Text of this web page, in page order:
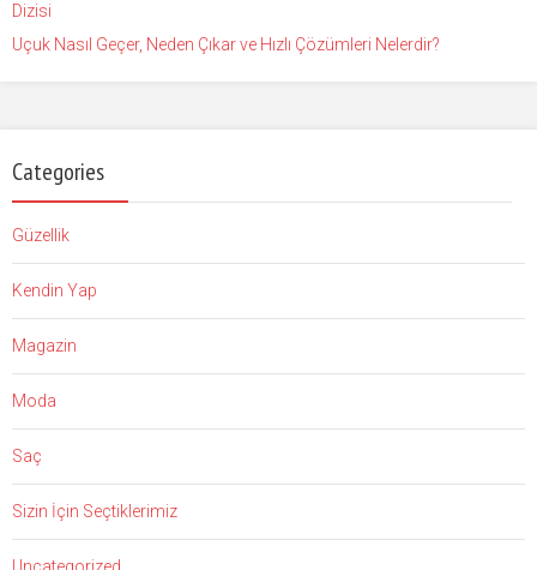
Dizisi
Uçuk Nasıl Geçer, Neden Çıkar ve Hızlı Çözümleri Nelerdir?
Categories
Güzellik
Kendin Yap
Magazin
Moda
Saç
Sizin İçin Seçtiklerimiz